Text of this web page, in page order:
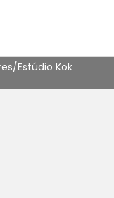
Estúdio Kok